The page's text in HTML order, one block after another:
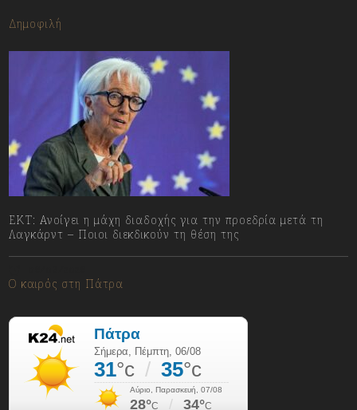
Δημοφιλή
ΕΚΤ: Ανοίγει η μάχη διαδοχής για την προεδρία μετά τη
Λαγκάρντ – Ποιοι διεκδικούν τη θέση της
Ο καιρός στη Πάτρα